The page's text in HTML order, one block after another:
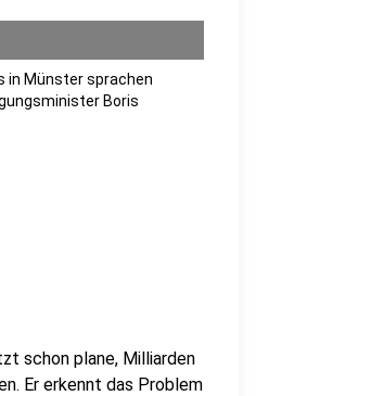
in Münster sprachen
Boris
schon plane, Milliarden
Er erkennt das Problem